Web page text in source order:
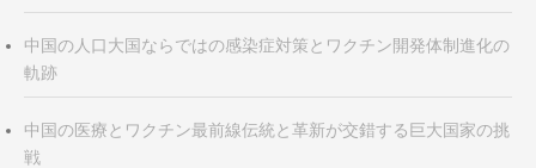
中国の人口大国ならではの感染症対策とワクチン開発体制進化の
軌跡
中国の医療とワクチン最前線伝統と革新が交錯する巨大国家の挑
戦